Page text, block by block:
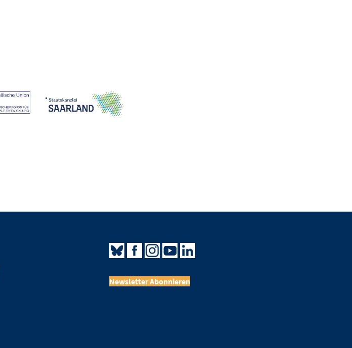
Newsletter Abonnieren